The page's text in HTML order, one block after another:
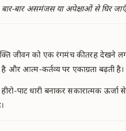
बार असमंजस या अपेक्षाओं से घिर
जीवन को एक रंगमंच की तरह देखने
है और आत्म-कर्तव्य पर एकाग्रता बढ़ती है।
पाट धारी बनाकर सकारात्मक